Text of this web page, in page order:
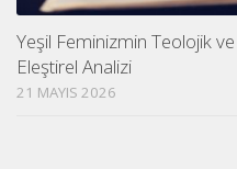
Yeşil Feminizmin Teolojik
Eleştirel Analizi
21 MAYIS 2026